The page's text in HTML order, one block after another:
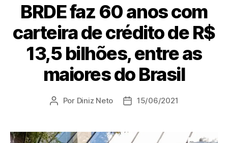
BRDE faz 60 anos com
carteira de crédito de R$
13,5 bilhões, entre as
maiores do Brasil
Por Diniz Neto 15/06/2021